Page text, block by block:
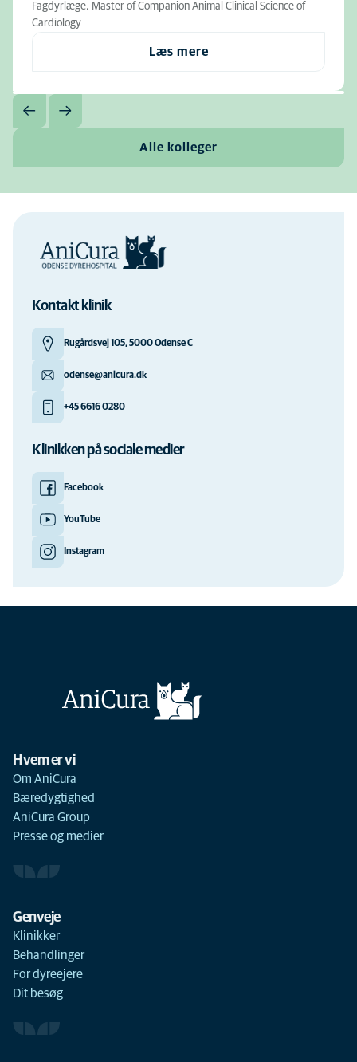
Fagdyrlæge, Master of Companion Animal Clinical Science of
Cardiology
Læs mere
Alle kolleger
Kontakt klinik
Rugårdsvej 105, 5000 Odense C
odense@anicura.dk
+45 6616 0280
Klinikken på sociale medier
Facebook
YouTube
Instagram
Hvem er vi
Om AniCura
Bæredygtighed
AniCura Group
Presse og medier
Genveje
Klinikker
Behandlinger
For dyreejere
Dit besøg